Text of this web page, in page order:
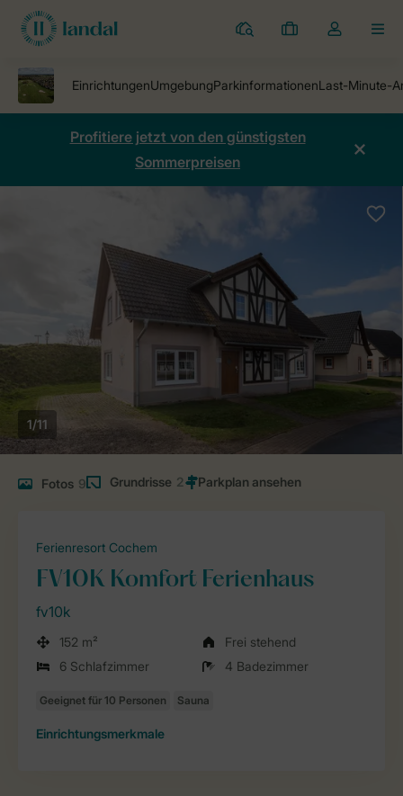
Ferienparks
Meine
Dropdown-
öffnen
Profitiere jetzt von den günstigsten
Sommerpreisen
1/11
Fotos 9 Grundrisse 2
Ferienresort Cochem
FV10K Komfort Ferienhaus
fv10k
152 m²
Frei stehend
6 Schlafzimmer
4 Badezimmer
Einrichtungsmerkmale